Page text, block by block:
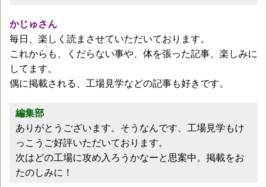
かじゅさん
毎日、楽しく読まさせていただいております。
これからも、くだらない事や、体を張った記事、楽しみに
してます。
偶に掲載される、工場見学などの記事も好きです。
編集部
ありがとうございます。そうなんです、工場見学もけ
っこうご好評いただいております。
次はどの工場に攻め入ろうかなーと思案中。掲載をお
たのしみに！